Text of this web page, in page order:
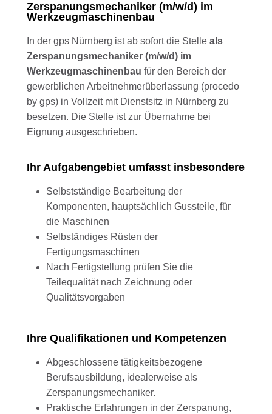
Zerspanungsmechaniker (m/w/d) im
Werkzeugmaschinenbau
In der gps Nürnberg ist ab sofort die Stelle als
Zerspanungsmechaniker (m/w/d) im
Werkzeugmaschinenbau für den Bereich der
gewerblichen Arbeitnehmerüberlassung (procedo
by gps) in Vollzeit mit Dienstsitz in Nürnberg zu
besetzen. Die Stelle ist zur Übernahme bei
Eignung ausgeschrieben.
Ihr Aufgabengebiet umfasst insbesondere
Selbstständige Bearbeitung der
Komponenten, hauptsächlich Gussteile, für
die Maschinen
Selbständiges Rüsten der
Fertigungsmaschinen
Nach Fertigstellung prüfen Sie die
Teilequalität nach Zeichnung oder
Qualitätsvorgaben
Ihre Qualifikationen und Kompetenzen
Abgeschlossene tätigkeitsbezogene
Berufsausbildung, idealerweise als
Zerspanungsmechaniker.
Praktische Erfahrungen in der Zerspanung,